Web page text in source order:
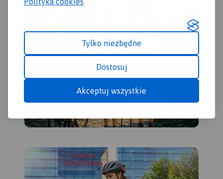
Tylko niezbędne
Dostosuj
Akceptuj wszystkie